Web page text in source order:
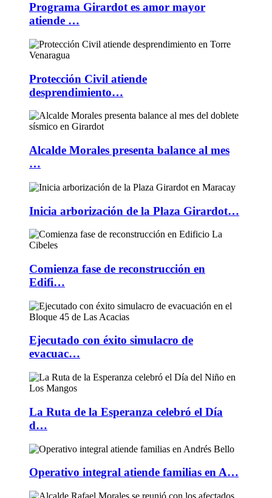
Programa Girardot es amor mayor
atiende …
Protección Civil atiende
desprendimiento…
Alcalde Morales presenta balance al mes
…
Inicia arborización de la Plaza Girardot…
Comienza fase de reconstrucción en
Edifi…
Ejecutado con éxito simulacro de
evacuac…
La Ruta de la Esperanza celebró el Día
d…
Operativo integral atiende familias en A…